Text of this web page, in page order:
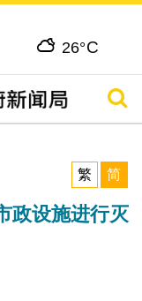
26°C
搜寻
繁
简
政设施进行灭